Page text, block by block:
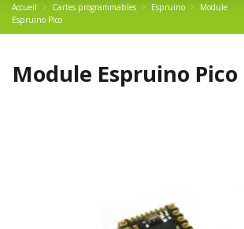
Accueil Cartes programmables Espruino
Module
Espruino Pico
Module Espruino Pico